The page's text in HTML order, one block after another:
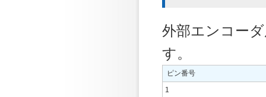
外部エンコー
す。
ピン番号
1